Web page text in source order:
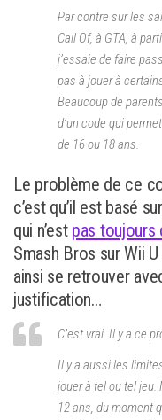
Par contre sur les
Call Of, à GTA, à
j’essaie de faire
pas à jouer à
Beaucoup de
d’un code qui
de 16 ou 18 ans.
Le problème de ce
c’est qu’il est basé
qui n’est pas toujours
Smash Bros sur Wii
ainsi se retrouver
justification…
C’est vrai. Il y a ce
Il y a aussi les
jouer à tel ou tel jeu.
12 ans, du moment